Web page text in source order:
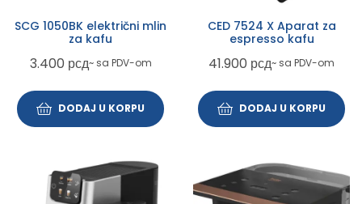
SCG 1050BK električni mlin
za kafu
3.400 рсд~ sa PDV-om
DODAJ U KORPU
CED 7524 X Aparat za
espresso kafu
41.900 рсд~ sa PDV-om
DODAJ U KORPU